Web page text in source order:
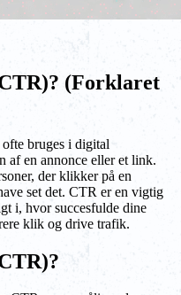
(Forklaret
bruges i digital
af en annonce eller et link.
der klikker på en
set det. CTR er en vigtig
i, hvor succesfulde dine
klik og drive trafik.